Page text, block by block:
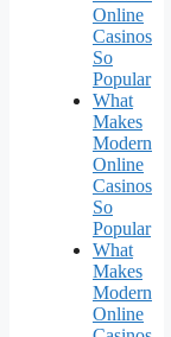
Online
Casinos
So
Popular
What
Makes
Modern
Online
Casinos
So
Popular
What
Makes
Modern
Online